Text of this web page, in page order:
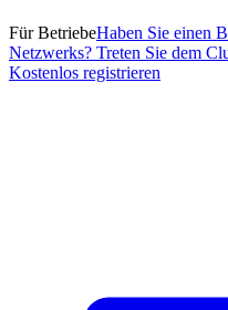
Für BetriebeHaben Sie einen
Netzwerks? Treten Sie dem
Kostenlos registrieren